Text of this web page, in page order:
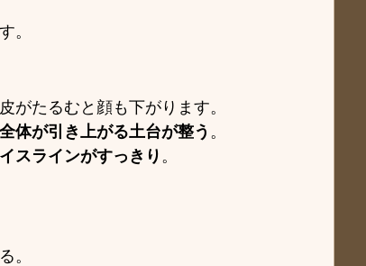
。
がたるむと顔も下がります。
体が引き上がる土台が整う 。
スラインがすっきり 。
。